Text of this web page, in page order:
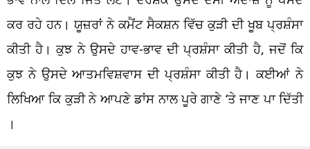
ਕਰ ਰਹੇ ਹਨ। ਯੂਜ਼ਰਾਂ ਨੇ ਕਮੈਂਟ ਸੈਕਸ਼ਨ ਵਿੱਚ ਕੁੜੀ ਦੀ ਖੂਬ ਪ੍ਰਸ਼ੰਸਾ
ਕੀਤੀ ਹੈ। ਕੁਝ ਨੇ ਉਸਦੇ ਹਾਵ-ਭਾਵ ਦੀ ਪ੍ਰਸ਼ੰਸਾ ਕੀਤੀ ਹੈ, ਜਦੋਂ ਕਿ
ਕੁਝ ਨੇ ਉਸਦੇ ਆਤਮਵਿਸ਼ਵਾਸ ਦੀ ਪ੍ਰਸ਼ੰਸਾ ਕੀਤੀ ਹੈ। ਕਈਆਂ ਨੇ
ਲਿਖਿਆ ਕਿ ਕੁੜੀ ਨੇ ਆਪਣੇ ਡਾਂਸ ਨਾਲ ਪੂਰੇ ਗਾਣੇ ‘ਤੇ ਜਾਣ ਪਾ ਦਿੱਤੀ
।